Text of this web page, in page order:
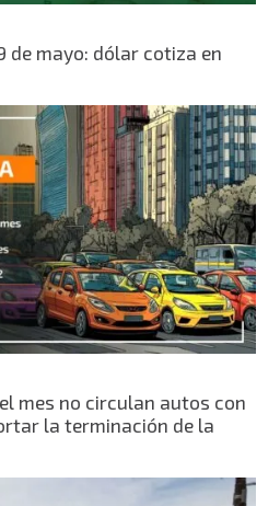
de mayo: dólar cotiza en
mes no circulan autos con
la terminación de la